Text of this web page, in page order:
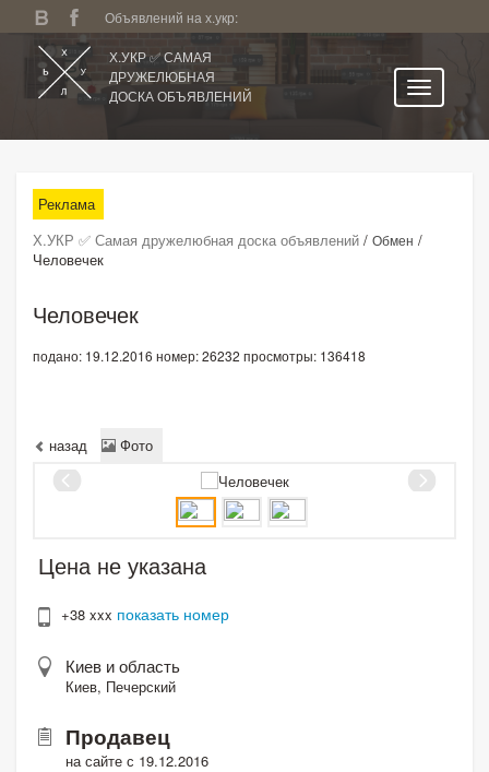
Объявлений на х.укр:
Х.УКР ✅ САМАЯ
ДРУЖЕЛЮБНАЯ
ДОСКА ОБЪЯВЛЕНИЙ
Все регионы
Категории
Избранное
Поиск по сайту
Подать объявление
Реклама
Х.УКР ✅ Самая дружелюбная доска объявлений / Обмен /
Человечек
Человечек
подано: 19.12.2016 номер: 26232 просмотры: 136418
назад Фото
Цена не указана
+38 xxx показать номер
Киев и область
Киев, Печерский
Продавец
на сайте с 19.12.2016